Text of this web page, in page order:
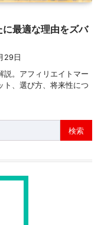
最適な理由をズバ
29日
説。アフィリエイトマー
ト、選び方、将来性につ